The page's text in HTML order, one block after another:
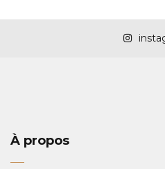
À propos